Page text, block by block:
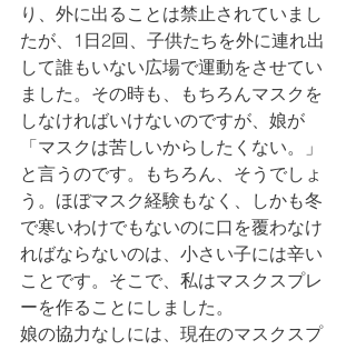
り、外に出ることは禁止されていまし
たが、1日2回、子供たちを外に連れ出
して誰もいない広場で運動をさせてい
ました。その時も、もちろんマスクを
しなければいけないのですが、娘が
「マスクは苦しいからしたくない。」
と言うのです。もちろん、そうでしょ
う。ほぼマスク経験もなく、しかも冬
で寒いわけでもないのに口を覆わなけ
ればならないのは、小さい子には辛い
ことです。そこで、私はマスクスプレ
ーを作ることにしました。
娘の協力なしには、現在のマスクスプ